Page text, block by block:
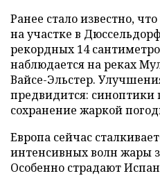
Ранее стало известно,
на участке в
рекордных 14
наблюдается на реках
Вайсе-Эльстер.
предвидится: синоптики
сохранение жаркой
Европа сейчас
интенсивных волн жары
Особенно страдают